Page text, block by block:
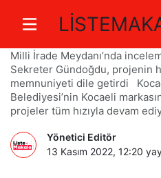
”Vites yükseltin”
Milli İrade Meydanı’nda
Sekreter Gündoğdu, projenin
memnuniyeti dile getirdi
Belediyesi’nin Kocaeli
projeler tüm hızıyla devam
Yönetici Editör
13 Kasım 2022, 12:20